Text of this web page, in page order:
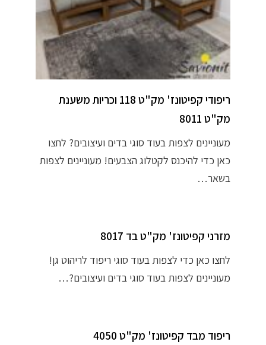
ריפודי קפיטונז' מק"ט 118 וכריות משענת
מק"ט 8011
מעוניינים לצפות בעוד סוגי בדים ועיצובים? לחצו
כאן כדי להיכנס לקטלוג הצבעים! מעוניינים לצפות
בשאר…
מזרני קפיטונז' מק"ט בד 8017
לחצו כאן כדי לצפות בעוד סוגי ריפוד לריהוט גן!
מעוניינים לצפות בעוד סוגי בדים ועיצובים?…
ריפוד מבד קפיטונז' מק"ט 4050